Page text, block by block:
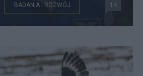
BADANIA I ROZWÓJ 14